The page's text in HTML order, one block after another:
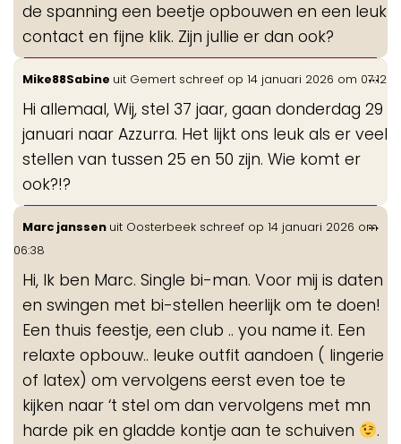
de spanning een beetje opbouwen en een leuk
contact en fijne klik. Zijn jullie er dan ook?
Mike88Sabine uit Gemert schreef op 14 januari 2026 om 07:12
Hi allemaal, Wij, stel 37 jaar, gaan donderdag 29
januari naar Azzurra. Het lijkt ons leuk als er veel
stellen van tussen 25 en 50 zijn. Wie komt er
ook?!?
...
Marc janssen uit Oosterbeek schreef op 14 januari 2026 om
06:38
Hi, Ik ben Marc. Single bi-man. Voor mij is daten
en swingen met bi-stellen heerlijk om te doen!
Een thuis feestje, een club .. you name it. Een
relaxte opbouw.. leuke outfit aandoen ( lingerie
of latex) om vervolgens eerst even toe te
kijken naar ‘t stel om dan vervolgens met mn
harde pik en gladde kontje aan te schuiven
.
...